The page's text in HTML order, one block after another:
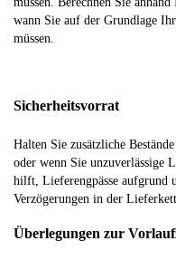
wann Sie auf der Grundlage
müssen.
Sicherheitsvorrat
Halten Sie zusätzliche
oder wenn Sie unzuverlässige
hilft, Lieferengpässe aufgrund
Verzögerungen in der
Überlegungen zur